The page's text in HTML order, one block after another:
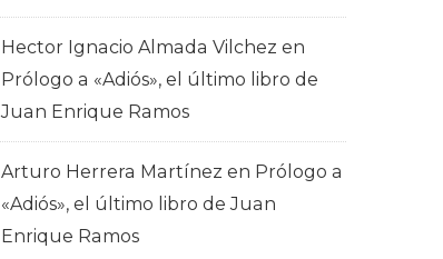
Hector Ignacio Almada Vilchez en
Prólogo a «Adiós», el último libro de
Juan Enrique Ramos
Arturo Herrera Martínez en Prólogo a
«Adiós», el último libro de Juan
Enrique Ramos